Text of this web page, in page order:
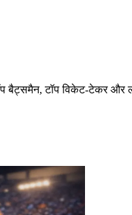
टॉप विकेट-टेकर और